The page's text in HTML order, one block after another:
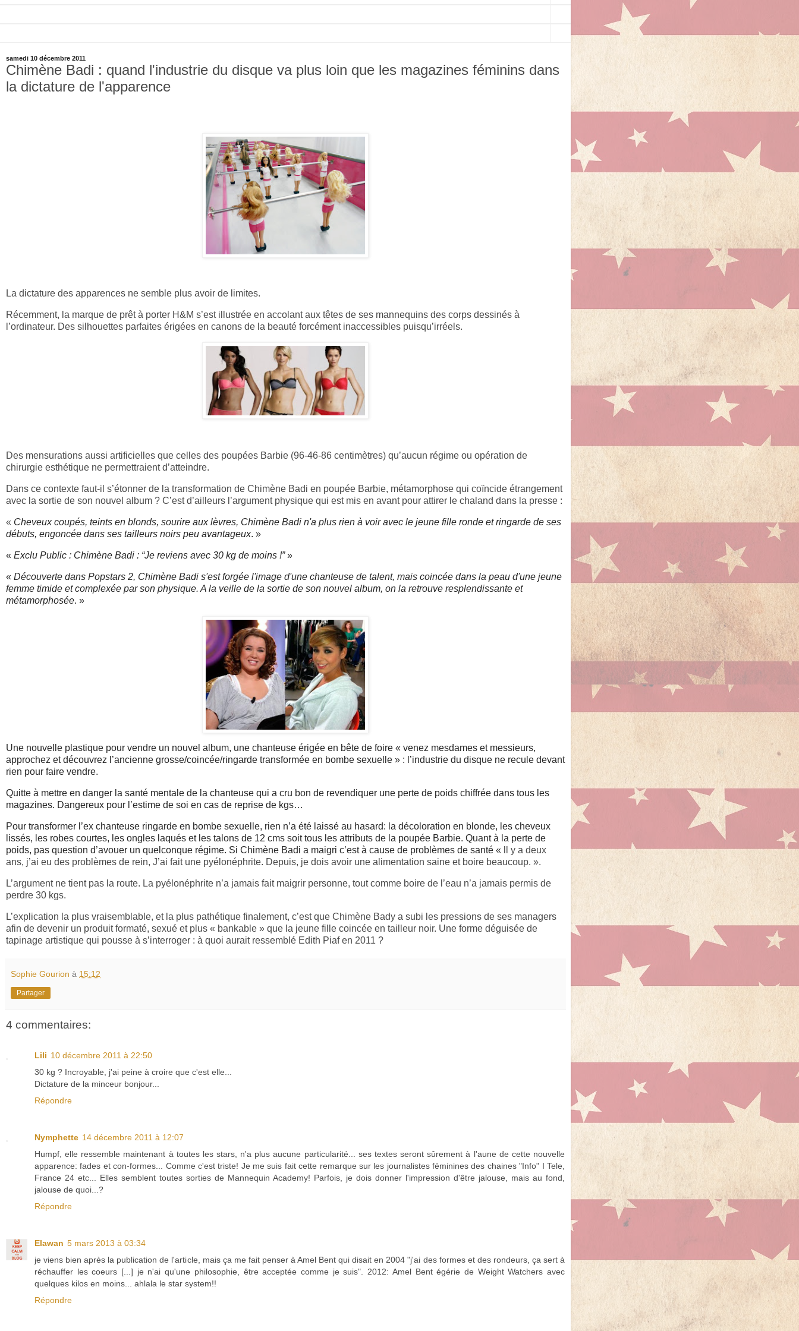
samedi 10 décembre 2011
Chimène Badi : quand l'industrie du disque va plus loin que les magazines féminins dans
la dictature de l'apparence
La dictature des apparences ne semble plus avoir de limites.
Récemment, la marque de prêt à porter H&M s’est illustrée en accolant aux têtes de ses mannequins des corps dessinés à
l’ordinateur. Des silhouettes parfaites érigées en canons de la beauté forcément inaccessibles puisqu’irréels.
Des mensurations aussi artificielles que celles des poupées Barbie (96-46-86 centimètres) qu’aucun régime ou opération de
chirurgie esthétique ne permettraient d’atteindre.
Dans ce contexte faut-il s’étonner de la transformation de Chimène Badi en poupée Barbie, métamorphose qui coïncide étrangement
avec la sortie de son nouvel album ? C’est d’ailleurs l’argument physique qui est mis en avant pour attirer le chaland dans la presse :
« Cheveux coupés, teints en blonds, sourire aux lèvres, Chimène Badi n'a plus rien à voir avec le jeune fille ronde et ringarde de ses
débuts, engoncée dans ses tailleurs noirs peu avantageux. »
« Exclu Public : Chimène Badi : “Je reviens avec 30 kg de moins !”»
« Découverte dans Popstars 2, Chimène Badi s'est forgée l'image d'une chanteuse de talent, mais coincée dans la peau d'une jeune
femme timide et complexée par son physique. A la veille de la sortie de son nouvel album, on la retrouve resplendissante et
métamorphosée. »
Une nouvelle plastique pour vendre un nouvel album, une chanteuse érigée en bête de foire « venez mesdames et messieurs,
approchez et découvrez l’ancienne grosse/coincée/ringarde transformée en bombe sexuelle » : l’industrie du disque ne recule devant
rien pour faire vendre.
Quitte à mettre en danger la santé mentale de la chanteuse qui a cru bon de revendiquer une perte de poids chiffrée dans tous les
magazines. Dangereux pour l’estime de soi en cas de reprise de kgs…
Pour transformer l’ex chanteuse ringarde en bombe sexuelle, rien n’a été laissé au hasard: la décoloration en blonde, les cheveux
lissés, les robes courtes, les ongles laqués et les talons de 12 cms soit tous les attributs de la poupée Barbie. Quant à la perte de
poids, pas question d’avouer un quelconque régime. Si Chimène Badi a maigri c’est à cause de problèmes de santé «
ll y a deux
ans, j’ai eu des problèmes de rein, J’ai fait une pyélonéphrite. Depuis, je dois avoir une alimentation saine et boire beaucoup. ».
L’argument ne tient pas la route. La pyélonéphrite n’a jamais fait maigrir personne, tout comme boire de l’eau n’a jamais permis de
perdre 30 kgs.
L’explication la plus vraisemblable, et la plus pathétique finalement, c’est que Chimène Bady a subi les pressions de ses managers
afin de devenir un produit formaté, sexué et plus « bankable » que la jeune fille coincée en tailleur noir. Une forme déguisée de
tapinage artistique qui pousse à s’interroger : à quoi aurait ressemblé Edith Piaf en 2011 ?
Sophie Gourion à 15:12
Partager
4 commentaires:
Lili 10 décembre 2011 à 22:50
30 kg ? Incroyable, j'ai peine à croire que c'est elle...
Dictature de la minceur bonjour...
Répondre
Nymphette 14 décembre 2011 à 12:07
Humpf, elle ressemble maintenant à toutes les stars, n'a plus aucune particularité... ses textes seront sûrement à l'aune de cette nouvelle
apparence: fades et con-formes... Comme c'est triste! Je me suis fait cette remarque sur les journalistes féminines des chaines "Info" I Tele,
France 24 etc... Elles semblent toutes sorties de Mannequin Academy! Parfois, je dois donner l'impression d'être jalouse, mais au fond,
jalouse de quoi...?
Répondre
Elawan 5 mars 2013 à 03:34
je viens bien après la publication de l'article, mais ça me fait penser à Amel Bent qui disait en 2004 "j'ai des formes et des rondeurs, ça sert à
réchauffer les coeurs [...] je n'ai qu'une philosophie, être acceptée comme je suis". 2012: Amel Bent égérie de Weight Watchers avec
quelques kilos en moins... ahlala le star system!!
Répondre